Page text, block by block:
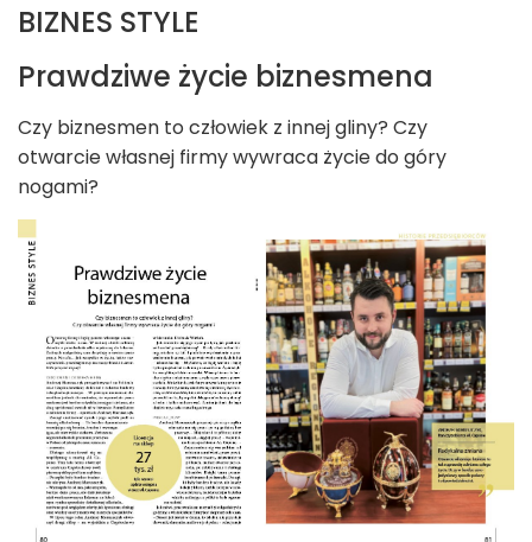
BIZNES STYLE
Prawdziwe życie biznesmena
Czy biznesmen to człowiek z innej gliny? Czy
otwarcie własnej firmy wywraca życie do góry
nogami?